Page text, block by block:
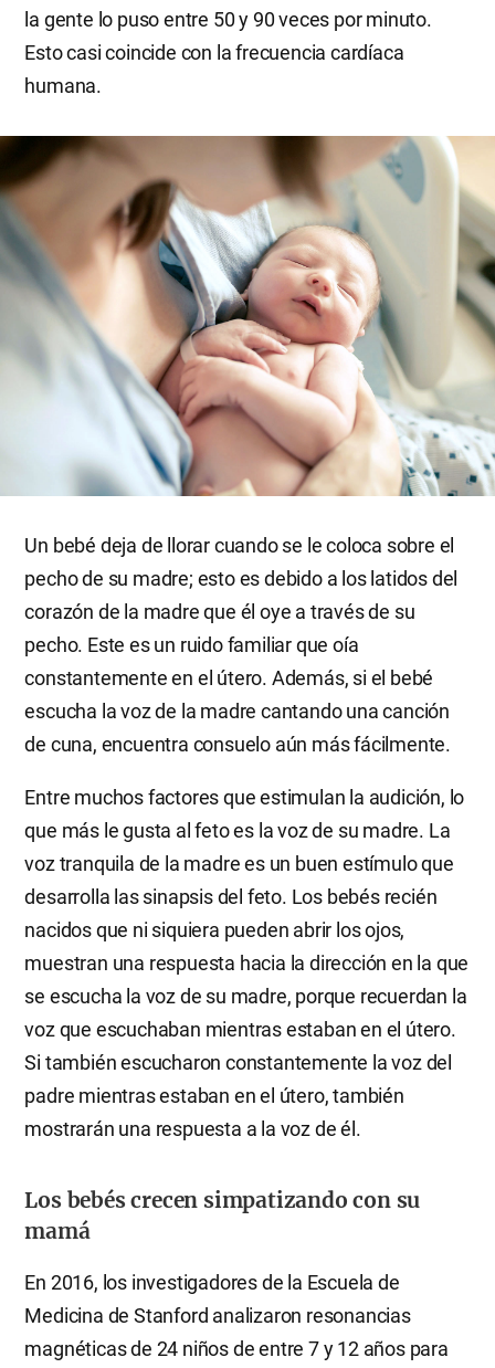
la gente lo puso entre 50 y 90 veces por minuto.
Esto casi coincide con la frecuencia cardíaca
humana.
Un bebé deja de llorar cuando se le coloca sobre el
pecho de su madre; esto es debido a los latidos del
corazón de la madre que él oye a través de su
pecho. Este es un ruido familiar que oía
constantemente en el útero. Además, si el bebé
escucha la voz de la madre cantando una canción
de cuna, encuentra consuelo aún más fácilmente.
Entre muchos factores que estimulan la audición, lo
que más le gusta al feto es la voz de su madre. La
voz tranquila de la madre es un buen estímulo que
desarrolla las sinapsis del feto. Los bebés recién
nacidos que ni siquiera pueden abrir los ojos,
muestran una respuesta hacia la dirección en la que
se escucha la voz de su madre, porque recuerdan la
voz que escuchaban mientras estaban en el útero.
Si también escucharon constantemente la voz del
padre mientras estaban en el útero, también
mostrarán una respuesta a la voz de él.
Los bebés crecen simpatizando con su
mamá
En 2016, los investigadores de la Escuela de
Medicina de Stanford analizaron resonancias
magnéticas de 24 niños de entre 7 y 12 años para